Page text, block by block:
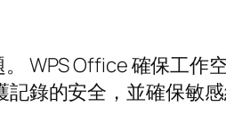
WPS Office 確保工作
錄的安全，並確保敏感